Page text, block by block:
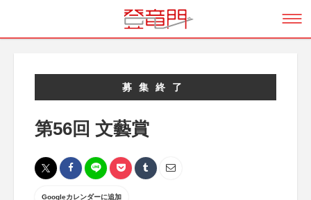
募集終了
第56回 文藝賞
Googleカレンダーに追加